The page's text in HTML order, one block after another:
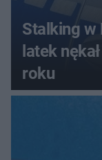
Stalking w
latek
roku